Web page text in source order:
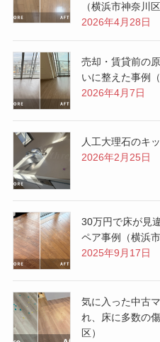
（横浜市神奈川区
2026年4月28日
売却・賃貸前の
いに整えた事例
2026年4月7日
人工大理石のキ
2026年2月25日
30万円で床が見
ペア事例（横浜市
2025年9月17日
気に入った中古
れ、床に多数の
区）